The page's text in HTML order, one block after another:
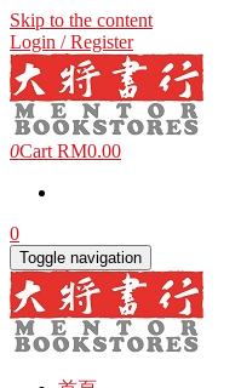
Skip to the content
Login / Register
0Cart RM0.00
0
Toggle navigation